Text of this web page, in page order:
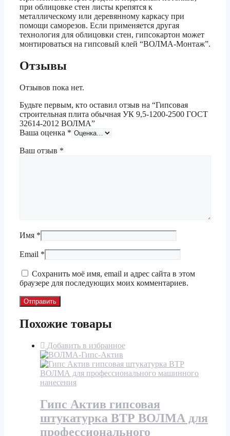
при облицовке стен листы крепятся к
металлическому или деревянному каркасу при
помощи саморезов. Если применяется другая
технология для облицовки стен, гипсокартон может
монтироваться на гипсовый клей “ВОЛМА-Монтаж”.
Отзывы
Отзывов пока нет.
Будьте первым, кто оставил отзыв на “Гипсовая
строительная плита обычная УК 9,5-1200-2500 ГОСТ
32614-2012 ВОЛМА”
Ваша оценка *
Ваш отзыв *
Имя *
Email *
Сохранить моё имя, email и адрес сайта в этом
браузере для последующих моих комментариев.
Похожие товары
Добавить в избранное
Гипс Актив гипсовая
штукатурка ВТР ВОЛМА для
профессионального